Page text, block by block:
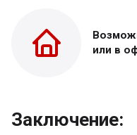
или в
Заключение: